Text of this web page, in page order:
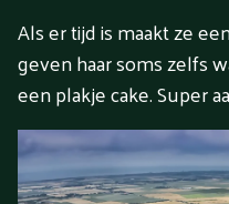
Als er tijd is maakt ze
geven haar soms zelfs
een plakje cake. Super